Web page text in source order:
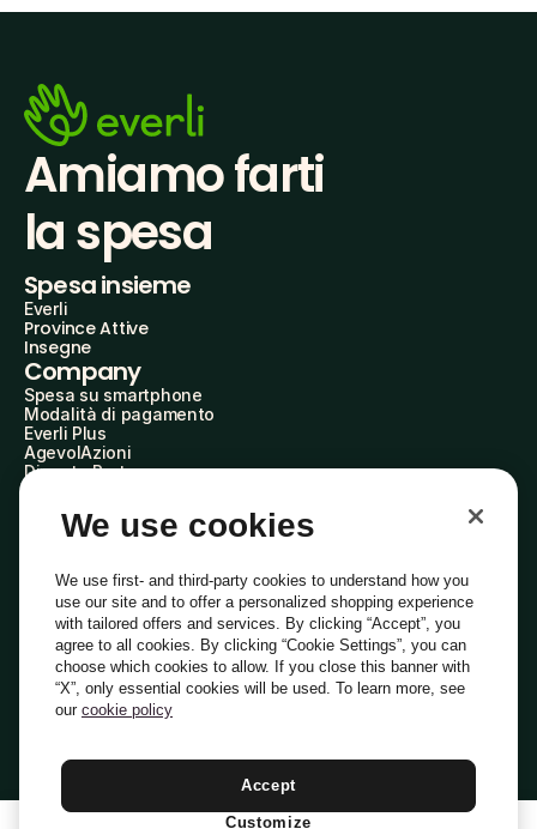
Amiamo farti
la spesa
Spesa insieme
Everli
Province Attive
Insegne
Company
Spesa su smartphone
Modalità di pagamento
Everli Plus
AgevolAzioni
Diventa Partner
Everli Shoppers
About Us
Everli News
Domande frequenti
Lavora con noi
Diventa Shopper
Investitori
PrivacyCookiePreferenze Cookie
Termini e CondizioniCodice Etico
Indirizzo PEC: everli@pec.it - indirizzo DPO: dpo@everli.com
Italiano
We use cookies
We use first- and third-party cookies to understand how you
use our site and to offer a personalized shopping experience
with tailored offers and services. By clicking “Accept”, you
agree to all cookies. By clicking “Cookie Settings”, you can
choose which cookies to allow. If you close this banner with
“X”, only essential cookies will be used. To learn more, see
our cookie policy
Accept
Customize